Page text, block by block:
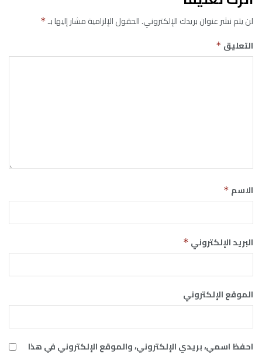
لن يتم نشر عنوان بريدك الإلكتروني.الحقول الإلزامية مشار إليها بـ*
التعليق *
الاسم *
البريد الإلكتروني *
الموقع الإلكتروني
احفظ اسمي، بريدي الإلكتروني، والموقع الإلكتروني في هذا